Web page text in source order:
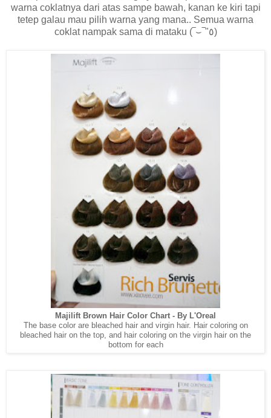
warna coklatnya dari atas sampe bawah, kanan ke kiri tapi
tetep galau mau pilih warna yang mana.. Semua warna
coklat nampak sama di mataku (‾⌣‾"٥)
Majilift Brown Hair Color Chart - By L'Oreal
The base color are bleached hair and virgin hair. Hair coloring on
bleached hair on the top, and hair coloring on the virgin hair on the
bottom for each